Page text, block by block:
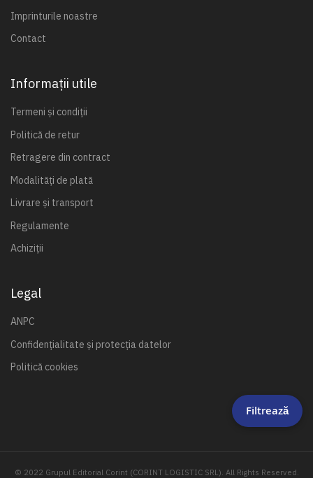
Imprinturile noastre
Contact
Informații utile
Termeni și condiții
Politică de retur
Retragere din contract
Modalități de plată
Livrare și transport
Regulamente
Achiziții
Legal
ANPC
Confidențialitate și protecția datelor
Politică cookies
© 2022 Grupul Editorial Corint (CORINT LOGISTIC SRL). All Rights Reserved.
Filtrează